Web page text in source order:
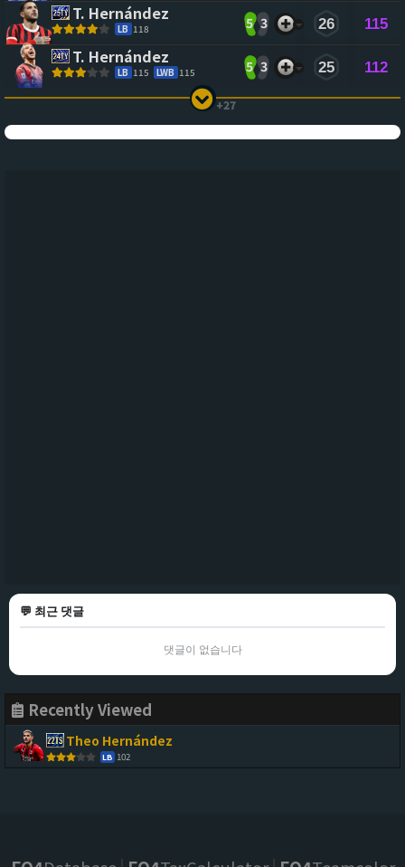
T. Hernández
LB 118 5 3 26 115
T. Hernández
LB 115 LWB 115 5 3 25 112
+27
💬 최근 댓글
댓글이 없습니다
Recently Viewed
Theo Hernández
LB 102